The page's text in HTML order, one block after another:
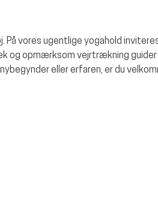
vores ugentlige yogahold
og opmærksom vejrtrækning guider
eller erfaren, er du